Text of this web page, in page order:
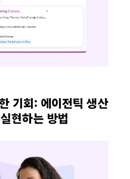
기회: 에이전틱 생산
현하는 방법